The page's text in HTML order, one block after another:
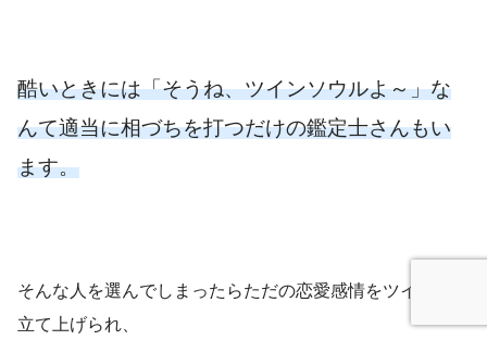
酷いときには「そうね、ツインソウルよ～」な
んて適当に相づちを打つだけの鑑定士さんもい
ます。
そんな人を選んでしまったらただの恋愛感情をツインに仕
立て上げられ、